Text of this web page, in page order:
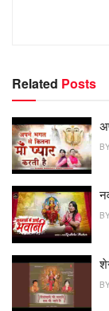
Related Posts